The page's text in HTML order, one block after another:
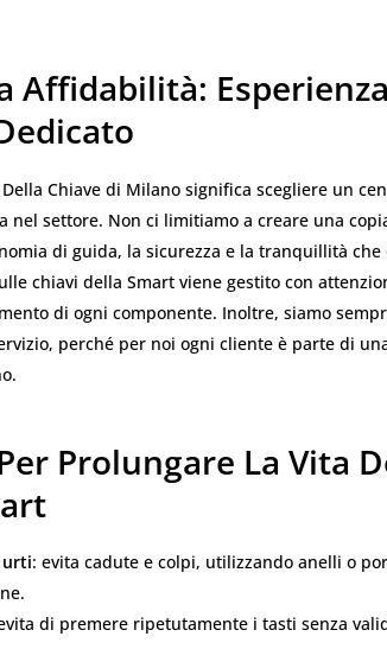
Affidabilità:
Della Chiave di Milano significa scegliere un
nel settore. Non ci limitiamo a creare una
di guida, la sicurezza e la tranquillità
chiavi della Smart viene gestito con
di ogni componente. Inoltre, siamo
perché per noi ogni cliente è parte di
Prolungare La Vita
urti: evita cadute e colpi, utilizzando anelli o
di premere ripetutamente i tasti senza